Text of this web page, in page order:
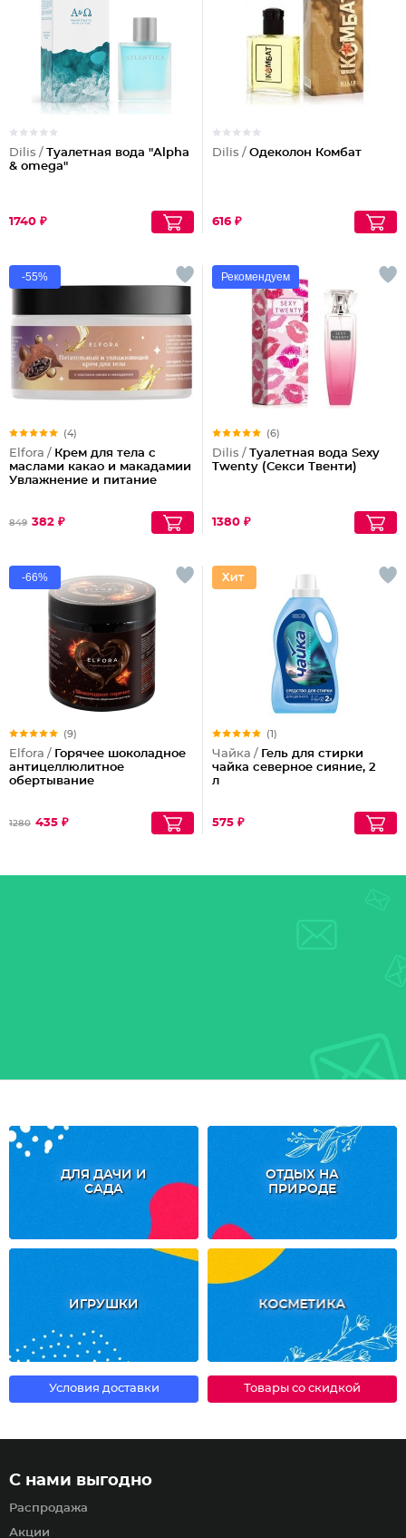
Dilis / Туалетная вода "Alpha
& omega"
1740 ₽
Dilis / Одеколон Комбат
616 ₽
-55%
(4)
Elfora / Крем для тела с
маслами какао и макадамии
Увлажнение и питание
849 382 ₽
Рекомендуем
(6)
Dilis / Туалетная вода Sexy
Twenty (Секси Твенти)
1380 ₽
-66%
(9)
Elfora / Горячее шоколадное
антицеллюлитное
обертывание
1280 435 ₽
(1)
Чайка / Гель для стирки
чайка северное сияние, 2
л
575 ₽
ДЛЯ ДАЧИ И
САДА
ОТДЫХ НА
ПРИРОДЕ
ИГРУШКИ КОСМЕТИКА
Условия доставки Товары со скидкой
С нами выгодно
Распродажа
Акции